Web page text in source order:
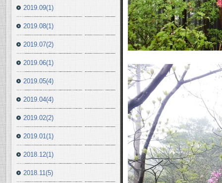
2019.09(1)
2019.08(1)
2019.07(2)
2019.06(1)
2019.05(4)
2019.04(4)
2019.02(2)
2019.01(1)
2018.12(1)
2018.11(5)